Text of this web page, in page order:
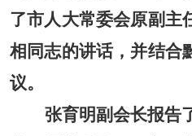
了市人大常委会原副主
相同志的讲话，并结合
议。
张育明副会长报告